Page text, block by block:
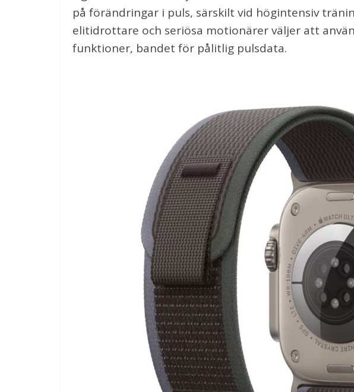
på förändringar i puls, särskilt vid högintensiv
elitidrottare och seriösa motionärer väljer att
funktioner, bandet för pålitlig pulsdata.